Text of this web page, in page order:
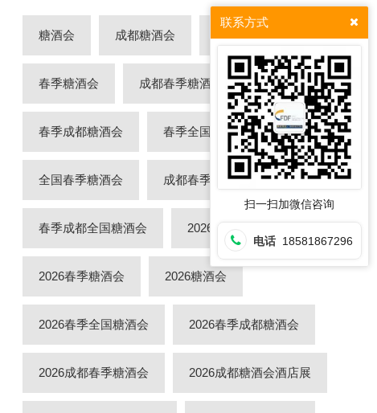
糖酒会 成都糖酒会
春季糖酒会 成都春季糖酒会
春季成都糖酒会 春季全国糖酒会
全国春季糖酒会 成都春季全国糖酒会
春季成都全国糖酒会 2026成都糖酒会
2026春季糖酒会 2026糖酒会
2026春季全国糖酒会 2026春季成都糖酒会
2026成都春季糖酒会 2026成都糖酒会酒店展
联系方式
扫一扫加微信咨询
电话 18581867296